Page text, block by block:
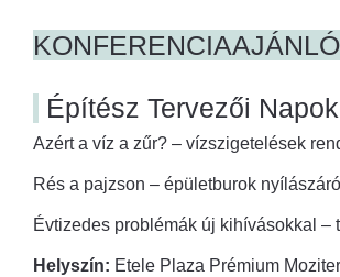
KONFERENCIAAJÁNLÓ
Építész Tervezői
Azért a víz a zűr? – vízszigetelések
Rés a pajzson – épületburok
Évtizedes problémák új kihívásokkal –
Helyszín: Etele Plaza Prémium